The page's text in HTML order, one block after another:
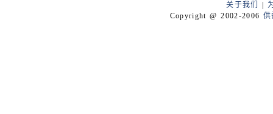
关于我们
Copyright @ 2002-2006